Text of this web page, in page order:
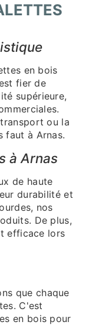
en bois
fier de
supérieure,
ou la
faut à Arnas.
à Arnas
de haute
durabilité et
nos
De plus,
efficace lors
que chaque
C'est
en bois pour